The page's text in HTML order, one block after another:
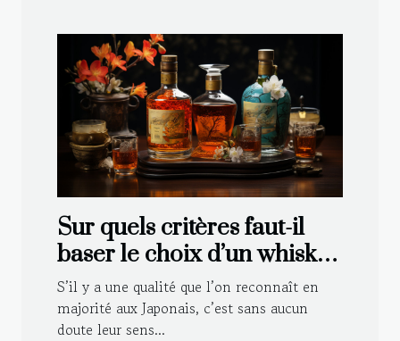
Sur quels critères faut-il
baser le choix d’un whisky
japonais ?
S’il y a une qualité que l’on reconnaît en
majorité aux Japonais, c’est sans aucun
doute leur sens...